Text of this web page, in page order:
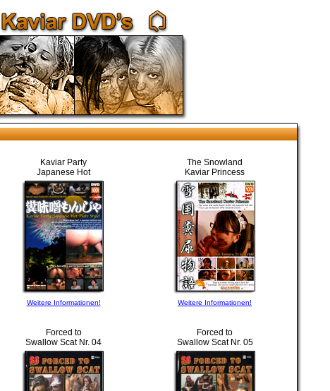
Kaviar Party
Japanese Hot
The Snowland
Kaviar Princess
Weitere Informationen! Weitere Informationen!
Forced to
Swallow Scat Nr. 04
Forced to
Swallow Scat Nr. 05